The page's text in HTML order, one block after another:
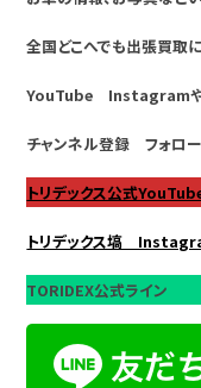
全国どこへでも出張買取
YouTube Instagramや
チャンネル登録 フォロー
トリデックス公式
トリデックス塙
TORIDEX公式ライン